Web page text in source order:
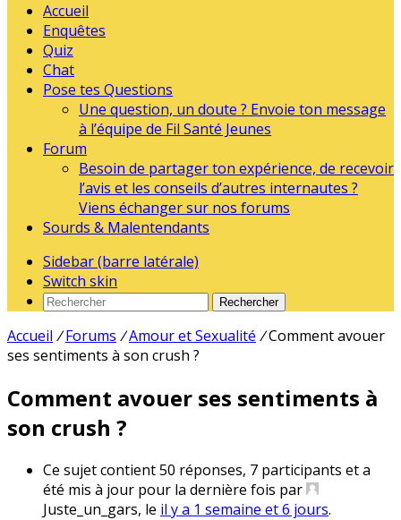
Accueil
Enquêtes
Quiz
Chat
Pose tes Questions
Une question, un doute ? Envoie ton message
à l’équipe de Fil Santé Jeunes
Forum
Besoin de partager ton expérience, de recevoir
l’avis et les conseils d’autres internautes ?
Viens échanger sur nos forums
Sourds & Malentendants
Sidebar (barre latérale)
Switch skin
Rechercher
Accueil / Forums /Amour et Sexualité /Comment avouer
ses sentiments à son crush ?
Comment avouer ses sentiments à
son crush ?
Ce sujet contient 50 réponses, 7 participants et a
été mis à jour pour la dernière fois par
Juste_un_gars, le il y a 1 semaine et 6 jours.